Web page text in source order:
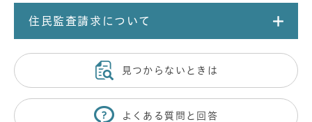
住民監査請求について
見つからないときは
よくある質問と回答